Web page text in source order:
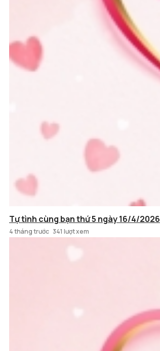
Tự tình cùng bạn thứ 5 ngày 16/4/2026
4 tháng trước 341 lượt xem